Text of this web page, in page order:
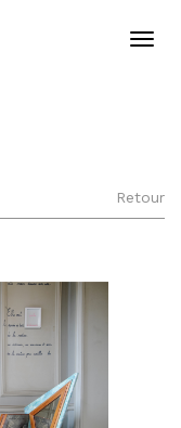
Retour